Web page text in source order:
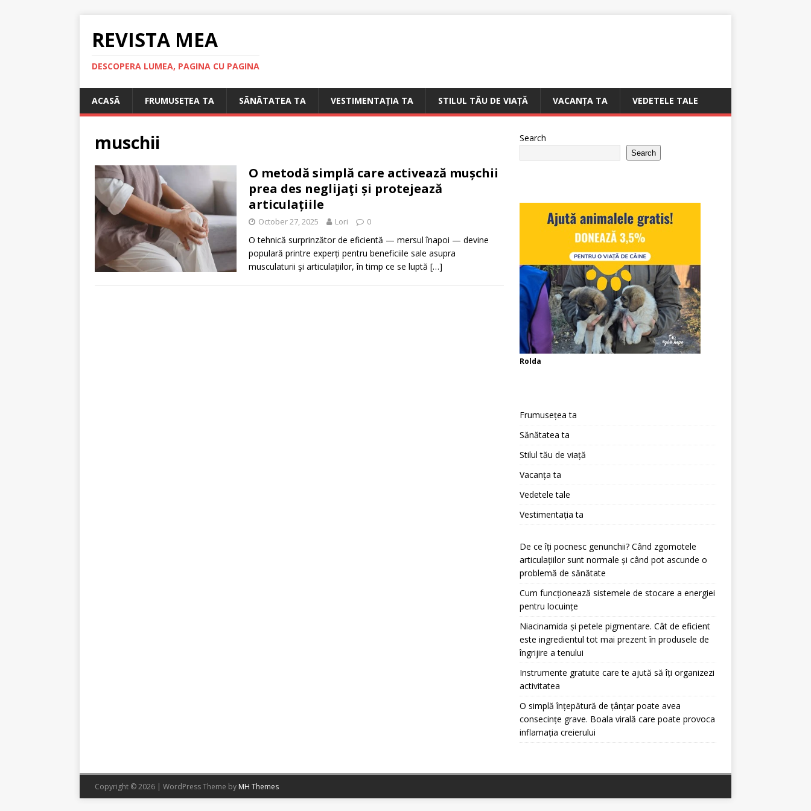
REVISTA MEA
DESCOPERA LUMEA, PAGINA CU PAGINA
ACASÃ FRUMUSEȚEA TA SÃNÃTATEA TA VESTIMENTAȚIA TA STILUL TĂU DE VIAȚĂ VACANȚA TA VEDETELE TALE
muschii
O metodă simplă care activează mușchii
prea des neglijaţi și protejează
articulațiile
October 27, 2025 Lori 0
O tehnică surprinzător de eficientă — mersul înapoi — devine
populară printre experți pentru beneficiile sale asupra
musculaturii şi articulaţiilor, în timp ce se luptă […]
Search
Search
Rolda
Frumusețea ta
Sănătatea ta
Stilul tău de viață
Vacanța ta
Vedetele tale
Vestimentația ta
De ce îți pocnesc genunchii? Când zgomotele
articulațiilor sunt normale și când pot ascunde o
problemă de sănătate
Cum funcționează sistemele de stocare a energiei
pentru locuințe
Niacinamida și petele pigmentare. Cât de eficient
este ingredientul tot mai prezent în produsele de
îngrijire a tenului
Instrumente gratuite care te ajută să îți organizezi
activitatea
O simplă înțepătură de țânțar poate avea
consecințe grave. Boala virală care poate provoca
inflamația creierului
Copyright © 2026 | WordPress Theme by MH Themes